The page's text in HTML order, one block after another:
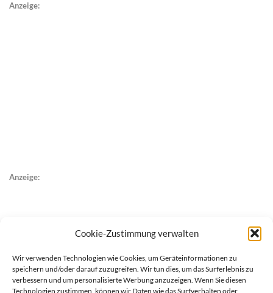
Cookie-Zustimmung verwalten
Wir verwenden Technologien wie Cookies, um Geräteinformationen zu
speichern und/oder darauf zuzugreifen. Wir tun dies, um das Surferlebnis zu
verbessern und um personalisierte Werbung anzuzeigen. Wenn Sie diesen
Technologien zustimmen, können wir Daten wie das Surfverhalten oder
Anzeige:
Anzeige: